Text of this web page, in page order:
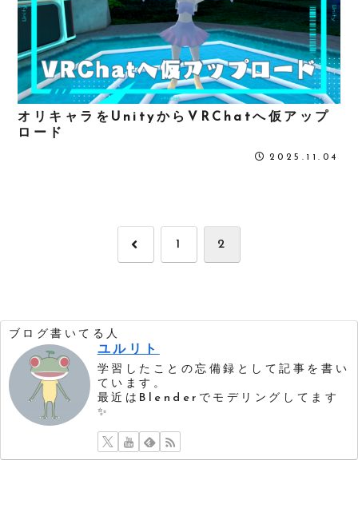
オリキャラをUnityからVRChatへ仮アップ
ロード
2025.11.04
前 1 2
ブログ書いてる人
ユルリト
学習したことの忘備録として記事を書い
ています。
最近はBlenderでモデリングしてます
✨